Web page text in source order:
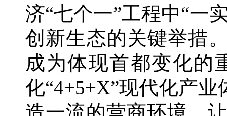
济“七个一”工程中“一
创新生态的关键举措
成为体现首都变化的
化“4+5+X”现代化产